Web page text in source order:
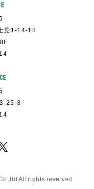
見1-14-13
25-8
All rights reserved